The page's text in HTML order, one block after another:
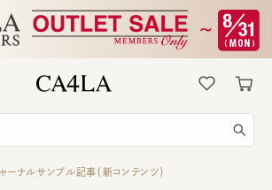
ーナルサンプル記事（新コンテンツ）